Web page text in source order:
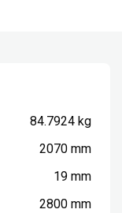
84.7924 kg
2070 mm
19 mm
2800 mm